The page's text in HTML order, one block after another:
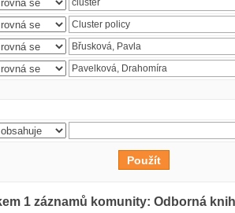
1 záznamů komunity: Odborná